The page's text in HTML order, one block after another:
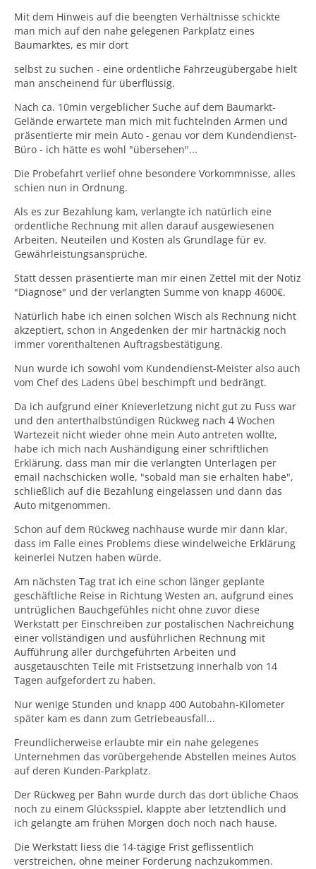
Mit dem Hinweis auf die beengten Verhältnisse schickte
man mich auf den nahe gelegenen Parkplatz eines
Baumarktes, es mir dort
selbst zu suchen - eine ordentliche Fahrzeugübergabe hielt
man anscheinend für überflüssig.
Nach ca. 10min vergeblicher Suche auf dem Baumarkt-
Gelände erwartete man mich mit fuchtelnden Armen und
präsentierte mir mein Auto - genau vor dem Kundendienst-
Büro - ich hätte es wohl "übersehen"...
Die Probefahrt verlief ohne besondere Vorkommnisse, alles
schien nun in Ordnung.
Als es zur Bezahlung kam, verlangte ich natürlich eine
ordentliche Rechnung mit allen darauf ausgewiesenen
Arbeiten, Neuteilen und Kosten als Grundlage für ev.
Gewährleistungsansprüche.
Statt dessen präsentierte man mir einen Zettel mit der Notiz
"Diagnose" und der verlangten Summe von knapp 4600€.
Natürlich habe ich einen solchen Wisch als Rechnung nicht
akzeptiert, schon in Angedenken der mir hartnäckig noch
immer vorenthaltenen Auftragsbestätigung.
Nun wurde ich sowohl vom Kundendienst-Meister also auch
vom Chef des Ladens übel beschimpft und bedrängt.
Da ich aufgrund einer Knieverletzung nicht gut zu Fuss war
und den anterthalbstündigen Rückweg nach 4 Wochen
Wartezeit nicht wieder ohne mein Auto antreten wollte,
habe ich mich nach Aushändigung einer schriftlichen
Erklärung, dass man mir die verlangten Unterlagen per
email nachschicken wolle, "sobald man sie erhalten habe",
schließlich auf die Bezahlung eingelassen und dann das
Auto mitgenommen.
Schon auf dem Rückweg nachhause wurde mir dann klar,
dass im Falle eines Problems diese windelweiche Erklärung
keinerlei Nutzen haben würde.
Am nächsten Tag trat ich eine schon länger geplante
geschäftliche Reise in Richtung Westen an, aufgrund eines
untrüglichen Bauchgefühles nicht ohne zuvor diese
Werkstatt per Einschreiben zur postalischen Nachreichung
einer vollständigen und ausführlichen Rechnung mit
Aufführung aller durchgeführten Arbeiten und
ausgetauschten Teile mit Fristsetzung innerhalb von 14
Tagen aufgefordert zu haben.
Nur wenige Stunden und knapp 400 Autobahn-Kilometer
später kam es dann zum Getriebeausfall...
Freundlicherweise erlaubte mir ein nahe gelegenes
Unternehmen das vorübergehende Abstellen meines Autos
auf deren Kunden-Parkplatz.
Der Rückweg per Bahn wurde durch das dort übliche Chaos
noch zu einem Glücksspiel, klappte aber letztendlich und
ich gelangte am frühen Morgen doch noch nach hause.
Die Werkstatt liess die 14-tägige Frist geflissentlich
verstreichen, ohne meiner Forderung nachzukommen.